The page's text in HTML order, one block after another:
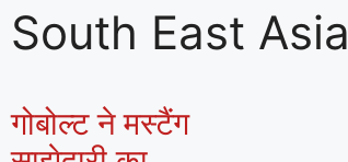
South East Asia
गोबोल्ट ने मस्टैंग